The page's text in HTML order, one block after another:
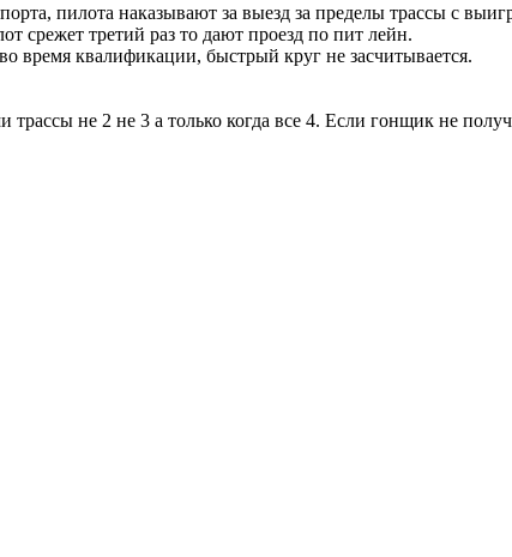
пилота наказывают за выезд за пределы трассы с
срежет третий раз то дают проезд по пит лейн.
время квалификации, быстрый круг не засчитывается.
трассы не 2 не 3 а только когда все 4. Если гонщик не